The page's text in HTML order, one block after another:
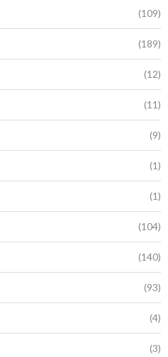
(109)
(189)
(12)
(11)
(9)
(1)
(1)
(104)
(140)
(93)
(4)
(3)